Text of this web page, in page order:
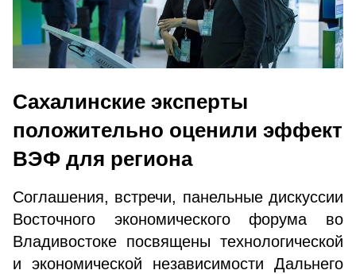
Сахалинские эксперты
положительно оценили эффект
ВЭФ для региона
Соглашения, встречи, панельные дискуссии
Восточного экономического форума во
Владивостоке посвящены технологической
и экономической независимости Дальнего